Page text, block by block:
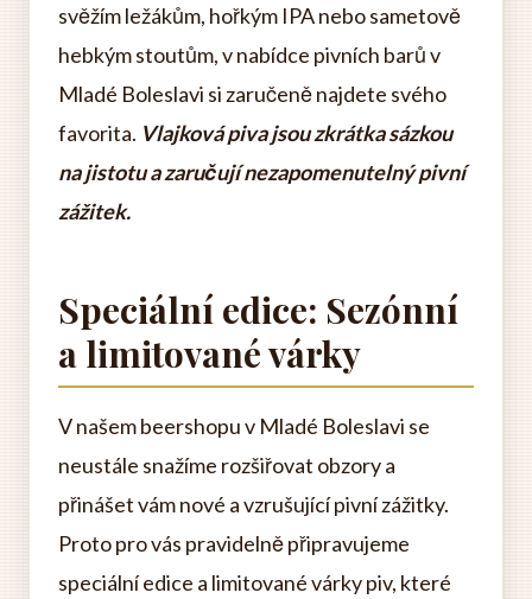
svěžím ležákům, hořkým IPA nebo sametově
hebkým stoutům, v nabídce pivních barů v
Mladé Boleslavi si zaručeně najdete svého
favorita. Vlajková piva jsou zkrátka sázkou
na jistotu a zaručují nezapomenutelný pivní
zážitek.
Speciální edice: Sezónní
a limitované várky
V našem beershopu v Mladé Boleslavi se
neustále snažíme rozšiřovat obzory a
přinášet vám nové a vzrušující pivní zážitky.
Proto pro vás pravidelně připravujeme
speciální edice a limitované várky piv, které